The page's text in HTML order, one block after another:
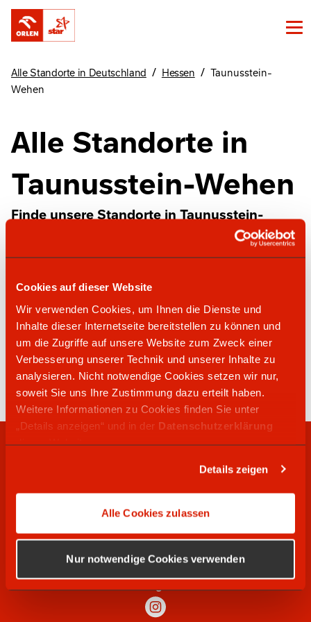
Cookies auf dieser Website
Wir verwenden Cookies, um Ihnen die Dienste und
Inhalte dieser Internetseite bereitstellen zu können und
um die Zugriffe auf unsere Website zum Zweck einer
Verbesserung unserer Technik und unserer Inhalte zu
analysieren. Nicht notwendige Cookies setzen wir nur,
soweit Sie uns Ihre Zustimmung dazu erteilt haben.
Weitere Informationen zu Cookies finden Sie unter
„Details anzeigen“ und in der Datenschutzerklärung
dieser Website.
Details zeigen
Alle Cookies zulassen
Nur notwendige Cookies verwenden
Alle Standorte in Deutschland / Hessen / Taunusstein-
Wehen
Alle Standorte in
Taunusstein-Wehen
Finde unsere Standorte in Taunusstein-
06128 85550
Platter Straße 86
65232Taunusstein-Wehen
SOCIAL MEDIA